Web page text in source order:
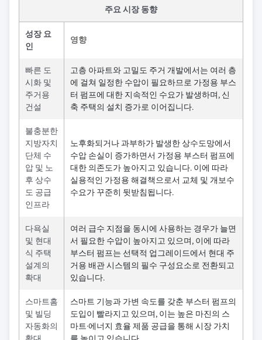
주요 시장 동향
성장 요
인
영향
빠른 도
시화 및
주거용
건설
고층 아파트와 고밀도 주거 개발에서는 여러 층
에 걸쳐 일정한 수압이 필요하므로 가정용 부스
터 펌프에 대한 지속적인 수요가 발생하며, 신
축 주택의 설치 증가로 이어집니다.
불충분한
지방자치
단체 수
압 및 노
후 상수
도 공급
인프라
노후화되거나 과부하가 발생한 상수도망에서
수압 손실이 증가하면서 가정용 부스터 펌프에
대한 의존도가 높아지고 있습니다. 이에 따라
실용적인 가정용 해결책으로서 교체 및 개보수
수요가 꾸준히 뒷받침됩니다.
다욕실
및 현대
식 주택
설계의
확대
여러 급수 지점을 동시에 사용하는 경우가 늘면
서 필요한 수압이 높아지고 있으며, 이에 따라
부스터 펌프는 선택적 업그레이드에서 현대 주
거용 배관 시스템의 필수 구성요소로 전환되고
있습니다.
스마트홈
및 빌딩
자동화의
스마트 기능과 가변 속도를 갖춘 부스터 펌프의
도입이 빨라지고 있으며, 이는 높은 마진의 스
마트·에너지 효율 제품 공급을 통해 시장 가치